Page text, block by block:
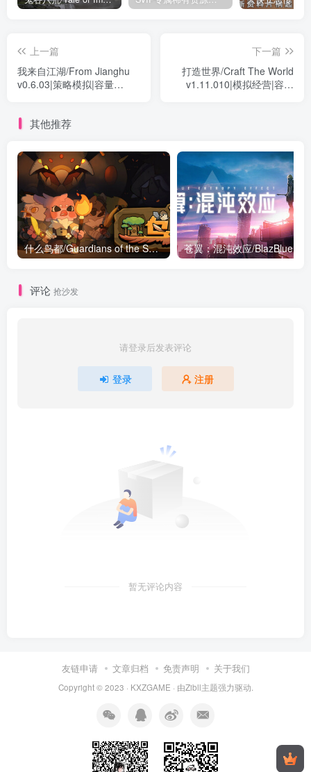
上一篇
我来自江湖/From Jianghu
v0.6.03|策略模拟|容量
下一篇
打造世界/Craft The World
v1.11.010|模拟经营|容量
其他推荐
什么鸟都/Guardians of the Sanctree Build.17141115|策略模拟|容量6.5GB|免安装绿色中文版
评论 抢沙发
请登录后发表评论
登录 注册
暂无评论内容
友链申请 文章归档 免责声明 关于我们
Copyright © 2023 · KXZGAME · 由Zibll主题强力驱动.